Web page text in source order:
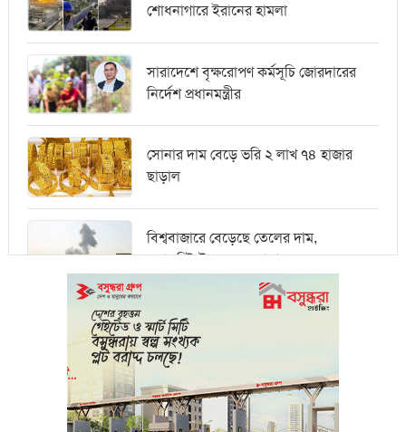
শোধনাগারে ইরানের হামলা
সারাদেশে বৃক্ষরোপণ কর্মসূচি জোরদারের
নির্দেশ প্রধানমন্ত্রীর
সোনার দাম বেড়ে ভরি ২ লাখ ৭৪ হাজার
ছাড়াল
বিশ্ববাজারে বেড়েছে তেলের দাম,
ওয়ালস্ট্রিটে পতনের আভাস
মধ্যপ্রাচ্যে সংকটের কারণে কার্গো পরিবহনে
বিঘ্ন ঘটছে
পরিবেশবান্ধব উদ্যোক্তারা ইউসিবি থেকে
পাবেন ২৫ লাখ টাকা ঋণ